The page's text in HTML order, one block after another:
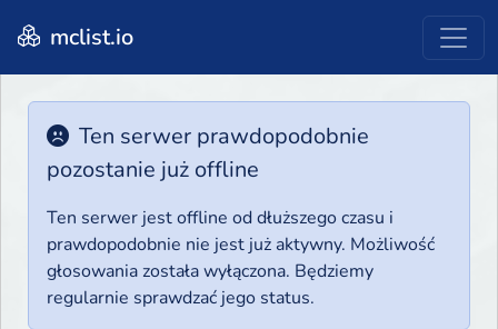
mclist.io
Ten serwer prawdopodobnie
pozostanie już offline
Ten serwer jest offline od dłuższego czasu i
prawdopodobnie nie jest już aktywny. Możliwość
głosowania została wyłączona. Będziemy
regularnie sprawdzać jego status.